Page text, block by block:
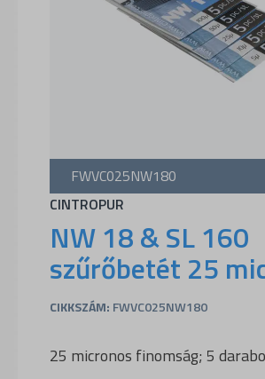
FWVC025NW180
CINTROPUR
NW 18 & SL 160
szűrőbetét 25
CIKKSZÁM: FWVC025NW180
25 micronos finomság; 5